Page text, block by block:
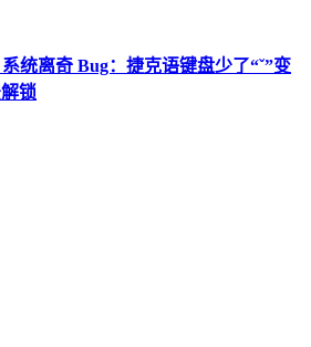
统离奇 Bug：捷克语键盘少了“ˇ”变
锁